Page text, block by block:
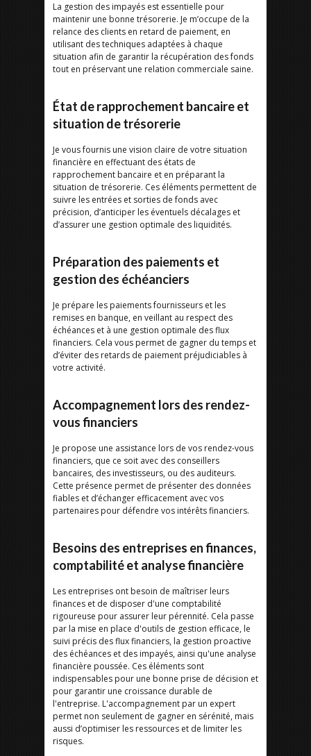
La gestion des impayés est essentielle pour
maintenir une bonne trésorerie. Je m’occupe de la
relance des clients en retard de paiement, en
utilisant des techniques adaptées à chaque
situation afin de garantir la récupération des fonds
tout en préservant une relation commerciale saine.
État de rapprochement bancaire et
situation de trésorerie
Je vous fournis une vision claire de votre situation
financière en effectuant des états de
rapprochement bancaire et en préparant la
situation de trésorerie. Ces éléments permettent de
suivre les entrées et sorties de fonds avec
précision, d’anticiper les éventuels décalages et
d’assurer une gestion optimale des liquidités.
Préparation des paiements et
gestion des échéanciers
Je prépare les paiements fournisseurs et les
remises en banque, en veillant au respect des
échéances et à une gestion optimale des flux
financiers. Cela vous permet de gagner du temps et
d’éviter des retards de paiement préjudiciables à
votre activité.
Accompagnement lors des rendez-
vous financiers
Je propose une assistance lors de vos rendez-vous
financiers, que ce soit avec des conseillers
bancaires, des investisseurs, ou des auditeurs.
Cette présence permet de présenter des données
fiables et d’échanger efficacement avec vos
partenaires pour défendre vos intérêts financiers.
Besoins des entreprises en finances,
comptabilité et analyse financière
Les entreprises ont besoin de maîtriser leurs
finances et de disposer d'une comptabilité
rigoureuse pour assurer leur pérennité. Cela passe
par la mise en place d'outils de gestion efficace, le
suivi précis des flux financiers, la gestion proactive
des échéances et des impayés, ainsi qu'une analyse
financière poussée. Ces éléments sont
indispensables pour une bonne prise de décision et
pour garantir une croissance durable de
l'entreprise. L'accompagnement par un expert
permet non seulement de gagner en sérénité, mais
aussi d’optimiser les ressources et de limiter les
risques.